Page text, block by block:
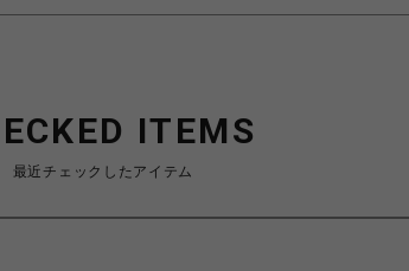
ITEMS
最近チェックしたアイテム